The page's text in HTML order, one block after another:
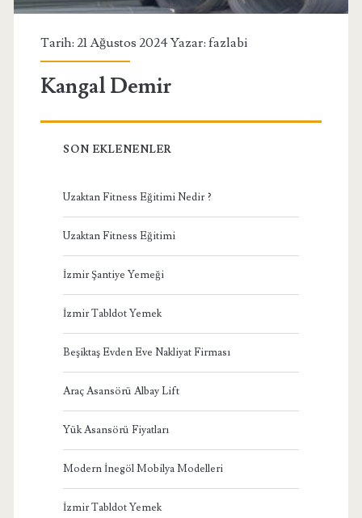
Tarih: 21 Ağustos 2024 Yazar: fazlabi
Kangal Demir
SON EKLENENLER
Uzaktan Fitness Eğitimi Nedir ?
Uzaktan Fitness Eğitimi
İzmir Şantiye Yemeği
İzmir Tabldot Yemek
Beşiktaş Evden Eve Nakliyat Firması
Araç Asansörü Albay Lift
Yük Asansörü Fiyatları
Modern İnegöl Mobilya Modelleri
İzmir Tabldot Yemek